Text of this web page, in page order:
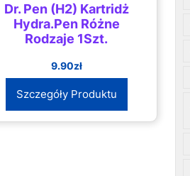
Dr. Pen (H2) Kartridż
Hydra.Pen Różne
Rodzaje 1Szt.
9.90zł
Szczegóły Produktu